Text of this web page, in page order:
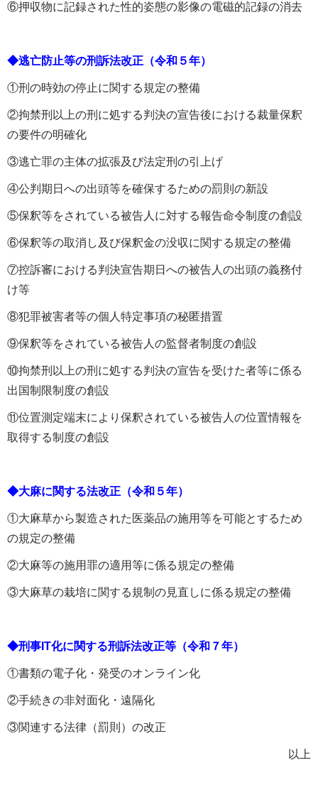
⑥押収物に記録された性的姿態の影像の電磁的記録の消去
◆逃亡防止等の刑訴法改正（令和５年）
①刑の時効の停止に関する規定の整備
②拘禁刑以上の刑に処する判決の宣告後における裁量保釈
の要件の明確化
③逃亡罪の主体の拡張及び法定刑の引上げ
④公判期日への出頭等を確保するための罰則の新設
⑤保釈等をされている被告人に対する報告命令制度の創設
⑥保釈等の取消し及び保釈金の没収に関する規定の整備
⑦控訴審における判決宣告期日への被告人の出頭の義務付
け等
⑧犯罪被害者等の個人特定事項の秘匿措置
⑨保釈等をされている被告人の監督者制度の創設
⑩拘禁刑以上の刑に処する判決の宣告を受けた者等に係る
出国制限制度の創設
⑪位置測定端末により保釈されている被告人の位置情報を
取得する制度の創設
◆大麻に関する法改正（令和５年）
①大麻草から製造された医薬品の施用等を可能とするため
の規定の整備
②大麻等の施用罪の適用等に係る規定の整備
③大麻草の栽培に関する規制の見直しに係る規定の整備
◆刑事IT化に関する刑訴法改正等（令和７年）
①書類の電子化・発受のオンライン化
②手続きの非対面化・遠隔化
③関連する法律（罰則）の改正
以上